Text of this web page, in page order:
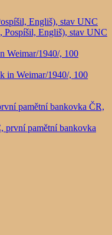
Engliš), stav UNC
Weimar/1940/, 100
pamětní bankovka ČR,